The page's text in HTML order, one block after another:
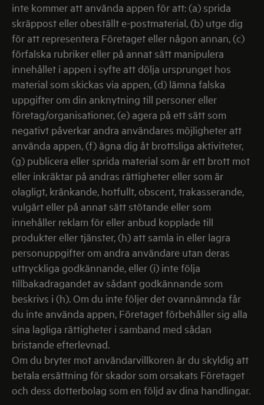
inte kommer att använda appen för att: (a) sprida
skräppost eller obeställt e-postmaterial, (b) utge dig
för att representera Företaget eller någon annan, (c)
förfalska rubriker eller på annat sätt manipulera
innehållet i appen i syfte att dölja ursprunget hos
material som skickas via appen, (d) lämna falska
uppgifter om din anknytning till personer eller
företag/organisationer, (e) agera på ett sätt som
negativt påverkar andra användares möjligheter att
använda appen, (f) ägna dig åt brottsliga aktiviteter,
(g) publicera eller sprida material som är ett brott mot
eller inkräktar på andras rättigheter eller som är
olagligt, kränkande, hotfullt, obscent, trakasserande,
vulgärt eller på annat sätt stötande eller som
innehåller reklam för eller anbud kopplade till
produkter eller tjänster, (h) att samla in eller lagra
personuppgifter om andra användare utan deras
uttryckliga godkännande, eller (i) inte följa
tillbakadragandet av sådant godkännande som
beskrivs i (h). Om du inte följer det ovannämnda får
du inte använda appen, Företaget förbehåller sig alla
sina lagliga rättigheter i samband med sådan
bristande efterlevnad.
Om du bryter mot användarvillkoren är du skyldig att
betala ersättning för skador som orsakats Företaget
och dess dotterbolag som en följd av dina handlingar.